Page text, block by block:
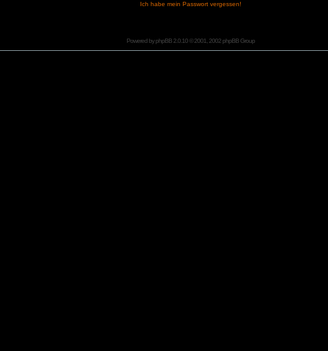
Ich habe mein Passwort vergessen!
Powered byphpBB2.0.10 © 2001, 2002 phpBB Group